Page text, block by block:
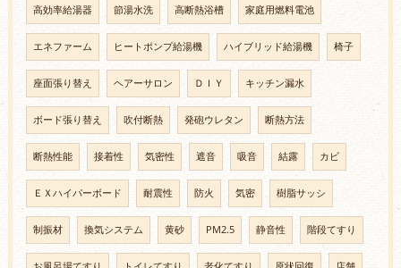
高効率給湯器 節湯水洗 高断熱浴槽 家庭用燃料電池
エネファーム ヒートポンプ給湯機 ハイブリッド給湯機 椅子
座面張り替え ヘアーサロン ＤＩＹ キッチン漏水
ボード張り替え 吹付断熱 発砲ウレタン 断熱方法
断熱性能 接着性 気密性 遮音 吸音 結露 カビ
ＥＸハイパーボード 耐震性 防火 気密 樹脂サッシ
制振材 換気システム 黄砂 PM2.5 静音性 階段てすり